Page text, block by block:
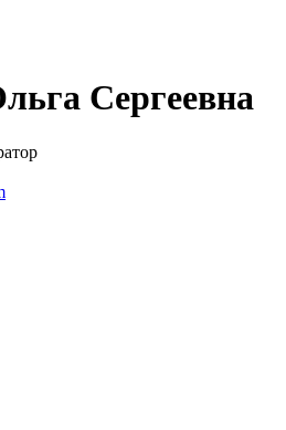
Сергеевна